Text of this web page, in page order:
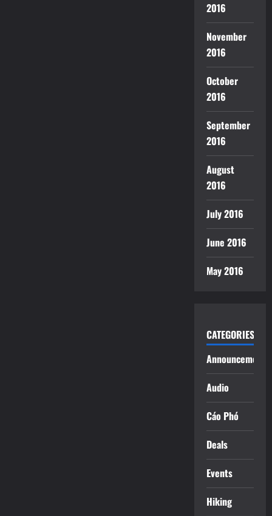
2016
November
2016
October
2016
September
2016
August
2016
July 2016
June 2016
May 2016
CATEGORIES
Announcements
Audio
Cáo Phó
Deals
Events
Hiking